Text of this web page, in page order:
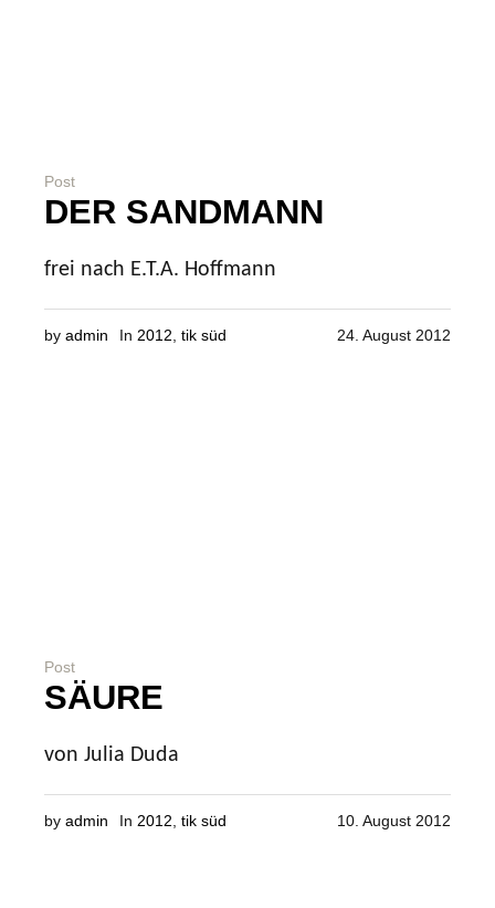
Post
DER SANDMANN
frei nach E.T.A. Hoffmann
24. August 2012
by admin In 2012 tik süd
Post
SÄURE
von Julia Duda
10. August 2012
by admin In 2012 tik süd